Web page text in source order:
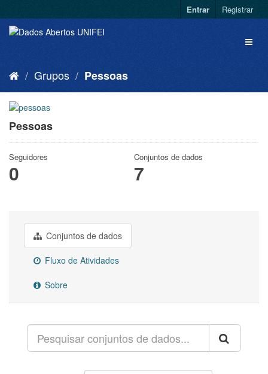
Entrar Registrar
Grupos Pessoas
Pessoas
Seguidores
0
Conjuntos de dados
7
Conjuntos de dados
Fluxo de Atividades
Sobre